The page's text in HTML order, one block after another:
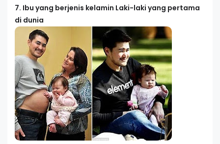
7. Ibu yang berjenis kelamin Laki-laki yang pertama
di dunia